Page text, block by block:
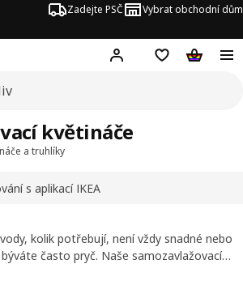
Zadejte PSČ Vybrat obchodní dům
Hej! Přihlášení
NákupníNákupní
a truhlíky
s aplikací IKEA
květináče
kolik potřebují, není vždy snadné nebo
často pryč. Naše samozavlažovací
takže rostlinky prospívají, i když je